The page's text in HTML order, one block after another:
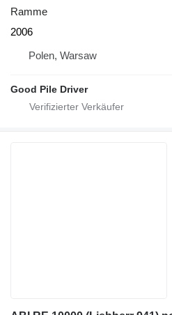
Ramme
2006
Polen, Warsaw
Good Pile Driver